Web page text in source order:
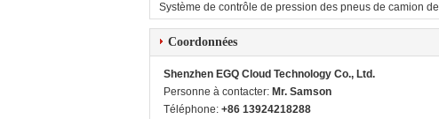
Système de contrôle de pression des pneus de camion
Coordonnées
Shenzhen EGQ Cloud Technology Co., Ltd.
Personne à contacter: Mr. Samson
Téléphone: +86 13924218288